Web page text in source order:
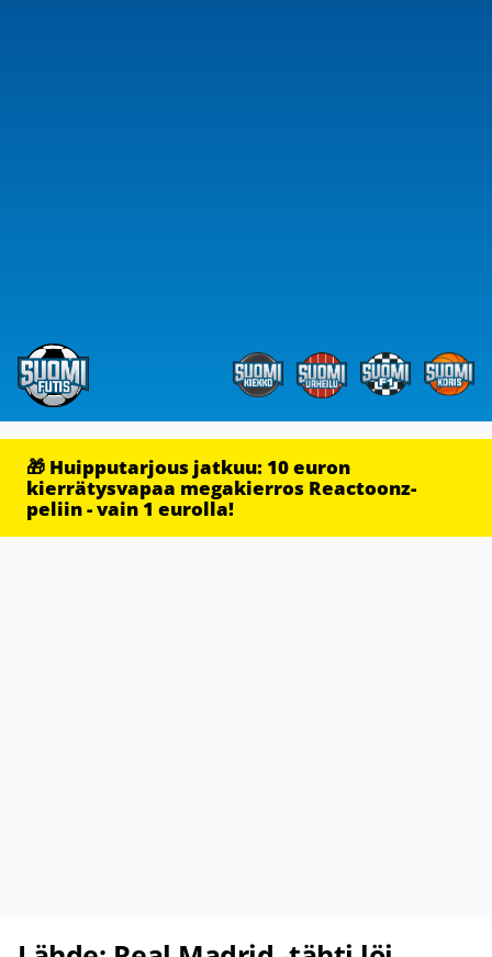
🎁 Huipputarjous jatkuu: 10 euron
kierrätysvapaa megakierros Reactoonz-
peliin - vain 1 eurolla!